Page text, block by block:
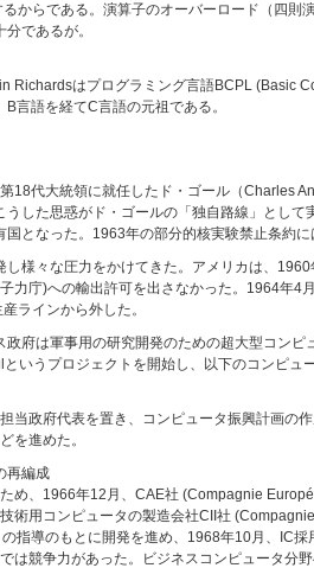
からである。演算子のオーバーロード（四
であるが。
Richardsはプログラミング言語BCPL (Basic
言語を経てC言語の元祖である。
18代大統領に就任したド・ゴール（Charles
うした思惑がド・ゴールの「独自路線」とし
国となった。1963年の部分的核実験禁止条約
し様々な圧力をかけてきた。アメリカは、
力庁)への輸出許可を出さなかった。1964年
ラインから外した。
政府は軍事用の研究開発のための超大型コン
いうプロジェクトを開始し、以下のコンピュ
当政府代表を置き、コンピュータ振興計画の
を進めた。
再編成
め、1966年12月、CAE社 (Compagnie
術用コンピュータの製造会社CII社
指導のもとに開発を進め、1968年10月、IC
は競争力があった。ビジネスコンピュータ分